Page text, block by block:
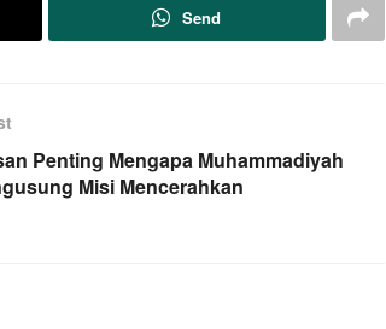
Send
Penting Mengapa Muhammadiyah
Misi Mencerahkan